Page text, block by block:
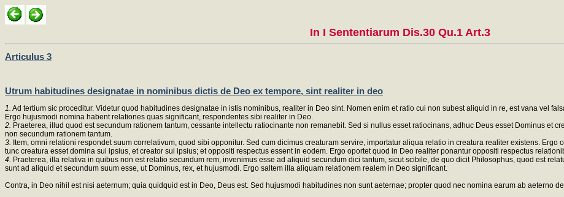
In I Sententiarum Dis.30 Qu.1 Art.3
Articulus 3
Utrum habitudines designatae in nominibus dictis de Deo ex tempore, sint realiter in deo
1. Ad tertium sic proceditur. Videtur quod habitudines designatae in istis nominibus, realiter in Deo sint. Nomen enim et ratio cui non subest aliquid in re, est vana vel
Ergo hujusmodi nomina habent relationes quas significant, respondentes sibi realiter in Deo.
2. Praeterea, illud quod est secundum rationem tantum, cessante intellectu ratiocinante non remanebit. Sed si nullus esset ratiocinans, adhuc Deus esset Dominus et
non secundum rationem tantum.
3. Item, omni relationi respondet suum correlativum, quod sibi opponitur. Sed cum dicimus creaturam servire, importatur aliqua relatio in creatura realiter existens.
tunc creatura esset domina sui ipsius, et creator sui ipsius; et oppositi respectus essent in eodem. Ergo oportet quod in Deo realiter ponantur oppositi respectus
4. Praeterea, illa relativa in quibus non est relatio secundum rem, invenimus esse ad aliquid secundum dici tantum, sicut scibile, de quo dicit Philosophus, quod est
sunt ad aliquid et secundum suum esse, ut Dominus, rex, et hujusmodi. Ergo saltem illa aliquam relationem realem in Deo significant.
Contra, in Deo nihil est nisi aeternum; quia quidquid est in Deo, Deus est. Sed hujusmodi habitudines non sunt aeternae; propter quod nec nomina earum ab aeterno